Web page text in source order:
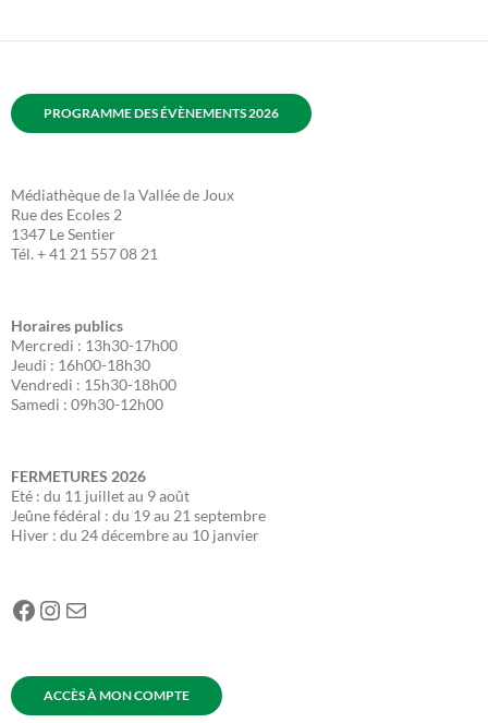
PROGRAMME DES ÉVÈNEMENTS 2026
Médiathèque de la Vallée de Joux
Rue des Ecoles 2
1347 Le Sentier
Tél. + 41 21 557 08 21
Horaires publics
Mercredi : 13h30-17h00
Jeudi : 16h00-18h30
Vendredi : 15h30-18h00
Samedi : 09h30-12h00
FERMETURES 2026
Eté : du 11 juillet au 9 août
Jeûne fédéral : du 19 au 21 septembre
Hiver : du 24 décembre au 10 janvier
Facebook
Instagram
E-mail
ACCÈS À MON COMPTE